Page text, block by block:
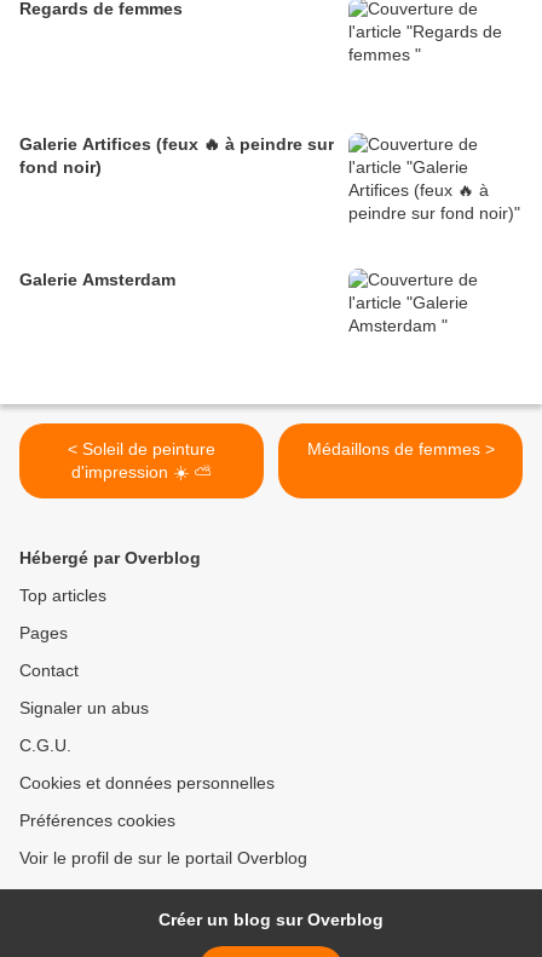
Regards de femmes
Galerie Artifices (feux 🔥 à peindre sur
fond noir)
Galerie Amsterdam
< Soleil de peinture
d'impression ☀️ ⛅
Médaillons de femmes >
Hébergé par Overblog
Top articles
Pages
Contact
Signaler un abus
C.G.U.
Cookies et données personnelles
Préférences cookies
Voir le profil de sur le portail Overblog
Créer un blog sur Overblog